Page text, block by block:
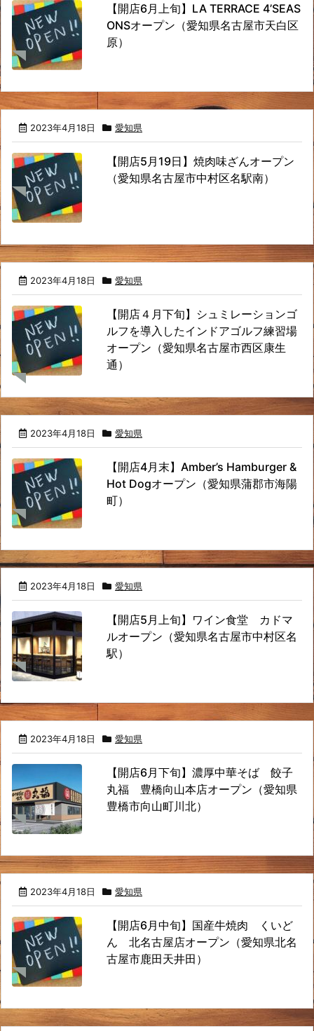
【開店6月上旬】LA TERRACE 4’SEAS
ONSオープン（愛知県名古屋市天白区
原）
2023年4月18日 愛知県
【開店5月19日】焼肉味ざんオープン
（愛知県名古屋市中村区名駅南）
2023年4月18日 愛知県
【開店４月下旬】シュミレーションゴ
ルフを導入したインドアゴルフ練習場
オープン（愛知県名古屋市西区康生
通）
2023年4月18日 愛知県
【開店4月末】Amber’s Hamburger &
Hot Dogオープン（愛知県蒲郡市海陽
町）
2023年4月18日 愛知県
【開店5月上旬】ワイン食堂 カドマ
ルオープン（愛知県名古屋市中村区名
駅）
2023年4月18日 愛知県
【開店6月下旬】濃厚中華そば 餃子
丸福 豊橋向山本店オープン（愛知県
豊橋市向山町川北）
2023年4月18日 愛知県
【開店6月中旬】国産牛焼肉 くいど
ん 北名古屋店オープン（愛知県北名
古屋市鹿田天井田）